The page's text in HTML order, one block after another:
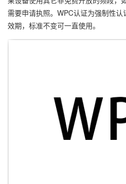
需要申请执照。WPC认证为强制性
效期，标准不变可一直使用。